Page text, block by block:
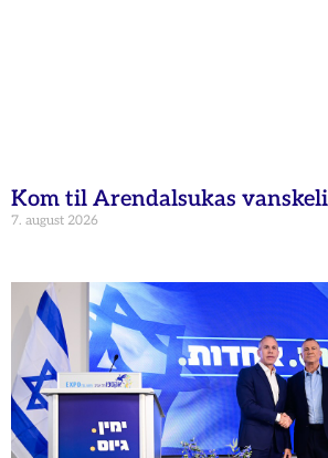
Kom til Arendalsukas
7. august 2026